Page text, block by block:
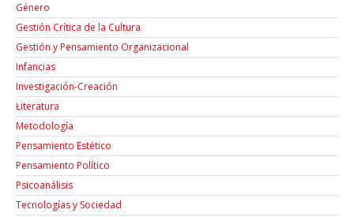
Género
Gestión Crítica de la Cultura
Gestión y Pensamiento Organizacional
Infancias
Investigación-Creación
Łiteratura
Metodología
Pensamiento Estético
Pensamiento Político
Psicoanálisis
Tecnologías y Sociedad